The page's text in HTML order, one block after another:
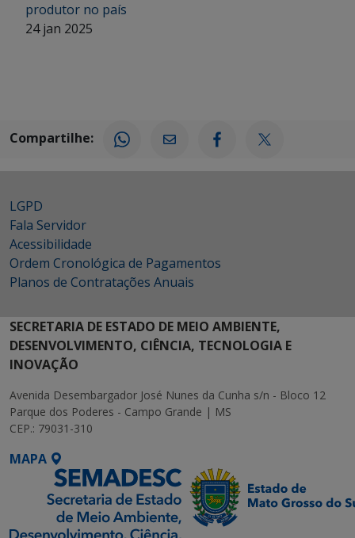
produtor no país
24 jan 2025
Compartilhe:
LGPD
Fala Servidor
Acessibilidade
Ordem Cronológica de Pagamentos
Planos de Contratações Anuais
SECRETARIA DE ESTADO DE MEIO AMBIENTE,
DESENVOLVIMENTO, CIÊNCIA, TECNOLOGIA E
INOVAÇÃO
Avenida Desembargador José Nunes da Cunha s/n - Bloco 12
Parque dos Poderes - Campo Grande | MS
CEP.: 79031-310
MAPA